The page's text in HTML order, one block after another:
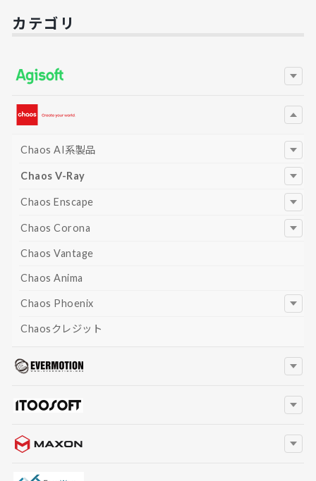
カテゴリ
Chaos AI系製品
Chaos V-Ray
Chaos Enscape
Chaos Corona
Chaos Vantage
Chaos Anima
Chaos Phoenix
Chaosクレジット